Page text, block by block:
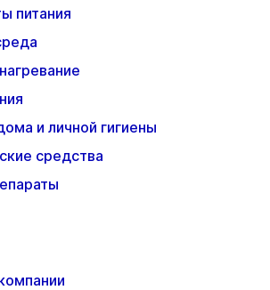
питания
и личной гигиены
средства